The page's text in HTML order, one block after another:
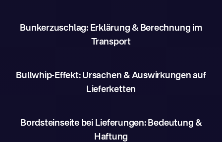
Bunkerzuschlag: Erklärung & Berechnung im
Transport
Bullwhip-Effekt: Ursachen & Auswirkungen auf
Lieferketten
Bordsteinseite bei Lieferungen: Bedeutung &
Haftung